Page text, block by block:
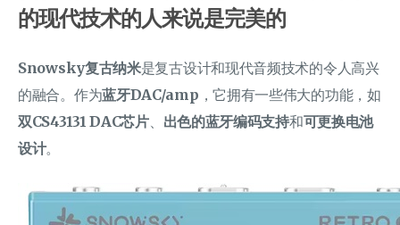
的现代技术的人来说是完美的
Snowsky复古纳米是复古设计和现代音频技术的令人高兴
的融合。作为蓝牙DAC/amp ，它拥有一些伟大的功能，如
双CS43131 DAC芯片、 出色的蓝牙编码支持和可更换电池
设计。